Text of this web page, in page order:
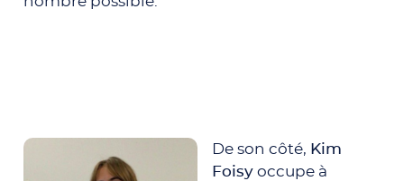
De son côté, Kim
Foisy occupe à